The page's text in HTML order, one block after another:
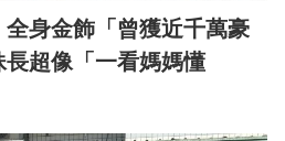
身金飾「曾獲近千萬豪
超像「一看媽媽懂